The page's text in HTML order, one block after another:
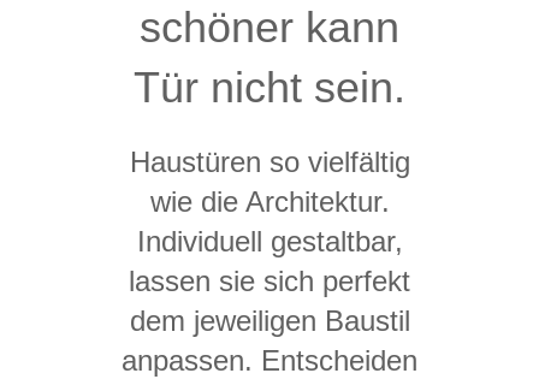
schöner kann
Tür nicht sein.
Haustüren so vielfältig
wie die Architektur.
Individuell gestaltbar,
lassen sie sich perfekt
dem jeweiligen Baustil
anpassen. Entscheiden